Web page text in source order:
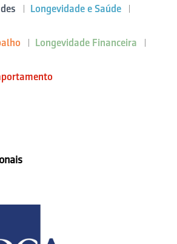
Longevidade e Saúde
Longevidade Financeira